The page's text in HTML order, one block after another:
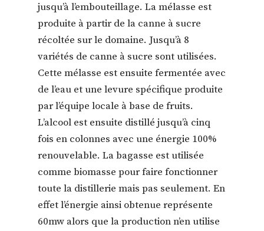
jusqu’à l’embouteillage. La mélasse est
produite à partir de la canne à sucre
récoltée sur le domaine. Jusqu’à 8
variétés de canne à sucre sont utilisées.
Cette mélasse est ensuite fermentée avec
de l’eau et une levure spécifique produite
par l’équipe locale à base de fruits.
L’alcool est ensuite distillé jusqu’à cinq
fois en colonnes avec une énergie 100%
renouvelable. La bagasse est utilisée
comme biomasse pour faire fonctionner
toute la distillerie mais pas seulement. En
effet l’énergie ainsi obtenue représente
60mw alors que la production n’en utilise